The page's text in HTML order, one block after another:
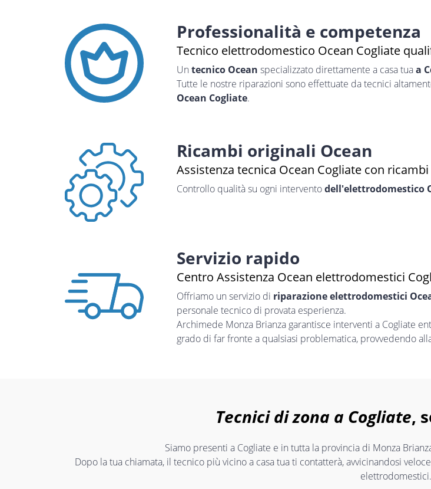
Professionalità e competenza
Tecnico elettrodomestico Ocean Cogliate
Un tecnico Ocean specializzato direttamente a casa tuaa
Tutte le nostre riparazioni sono effettuate da tecnici
Ocean Cogliate.
Ricambi originali Ocean
Assistenza tecnica Ocean Cogliate con
Controllo qualità su ogni interventodell'elettrodomestico
Servizio rapido
Centro Assistenza Ocean elettrodomestici
Offriamo un servizio di riparazione elettrodomestici
personale tecnico di provata esperienza.
Archimede Monza Brianza garantisce interventi a Cogliate
grado di far fronte a qualsiasi problematica, provvedendo
Tecnici di zona a Cogliate,
Siamo presenti a Cogliate e in tutta la provincia di Monza
Dopo la tua chiamata, il tecnico più vicino a casa tua ti contatterà, avvicinandosi
elettrodomestici.